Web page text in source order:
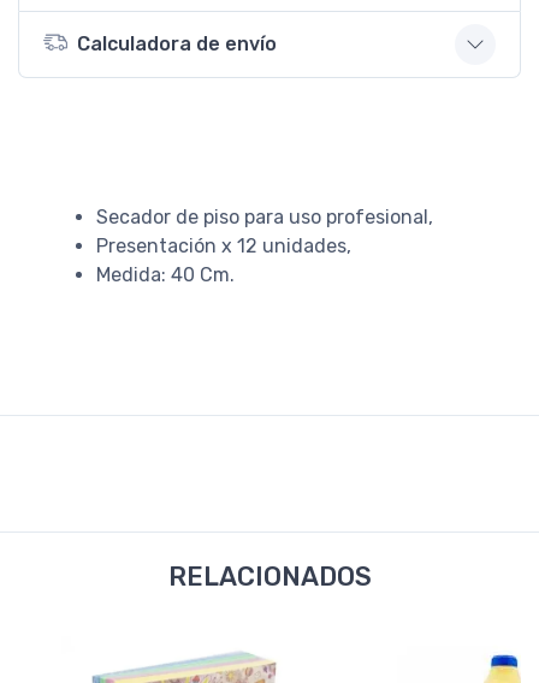
Calculadora de envío
Secador de piso para uso profesional,
Presentación x 12 unidades,
Medida: 40 Cm.
RELACIONADOS